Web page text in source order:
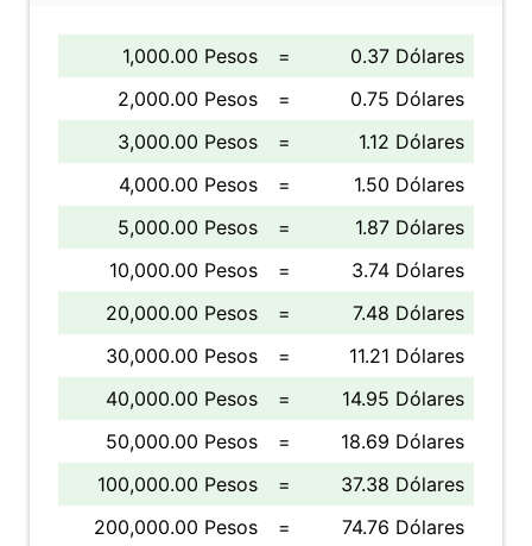
1,000.00 Pesos =
0.37 Dólares
2,000.00 Pesos
=
0.75 Dólares
3,000.00 Pesos
=
1.12 Dólares
4,000.00 Pesos
=
1.50 Dólares
5,000.00 Pesos
=
1.87 Dólares
10,000.00 Pesos
=
3.74 Dólares
20,000.00 Pesos
=
7.48 Dólares
30,000.00 Pesos
=
11.21 Dólares
40,000.00 Pesos
=
14.95 Dólares
50,000.00 Pesos
=
18.69 Dólares
100,000.00 Pesos
=
37.38 Dólares
200,000.00 Pesos
= 74.76 Dólares